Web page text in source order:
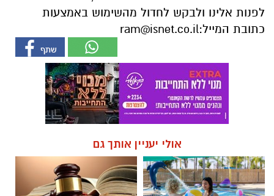
לפנות אלינו ולבקש לחדול מהשימוש באמצעות
כתובת המייל:ram@isnet.co.il
אולי יעניין אותך גם